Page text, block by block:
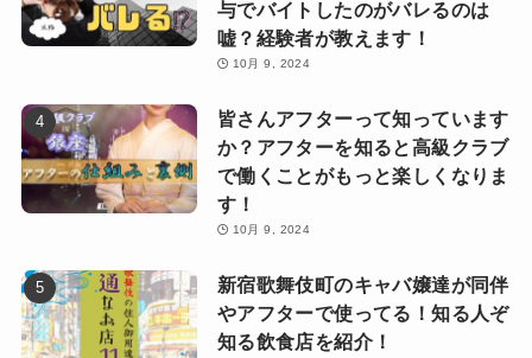
与でバイトしたのがバレるのは
嘘？経験者が教えます！
10月 9, 2024
皆さんアフターって知っています
か？アフターを知ると高級クラブ
で働くことがもっと楽しくなりま
す！
10月 9, 2024
新宿歌舞伎町のキャバ嬢達が同伴
やアフターで使ってる！知る人ぞ
知る飲食店を紹介！